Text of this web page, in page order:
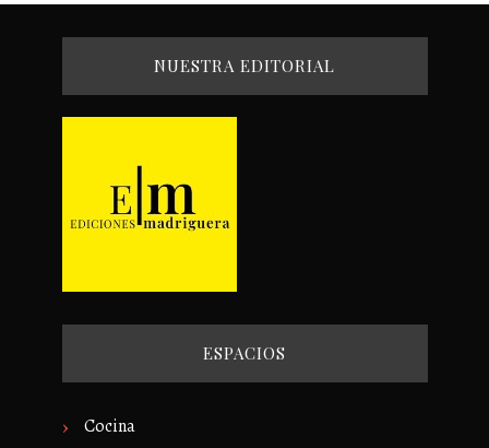
NUESTRA EDITORIAL
ESPACIOS
Cocina